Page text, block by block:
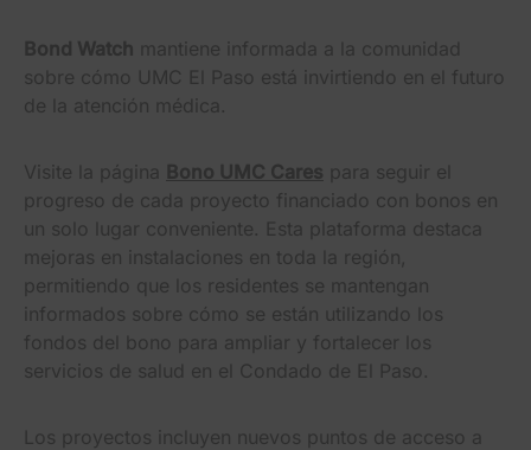
Bond Watch mantiene informada a la comunidad
sobre cómo UMC El Paso está invirtiendo en el futuro
de la atención médica.
Visite la página Bono UMC Cares para seguir el
progreso de cada proyecto financiado con bonos en
un solo lugar conveniente. Esta plataforma destaca
mejoras en instalaciones en toda la región,
permitiendo que los residentes se mantengan
informados sobre cómo se están utilizando los
fondos del bono para ampliar y fortalecer los
servicios de salud en el Condado de El Paso.
Los proyectos incluyen nuevos puntos de acceso a